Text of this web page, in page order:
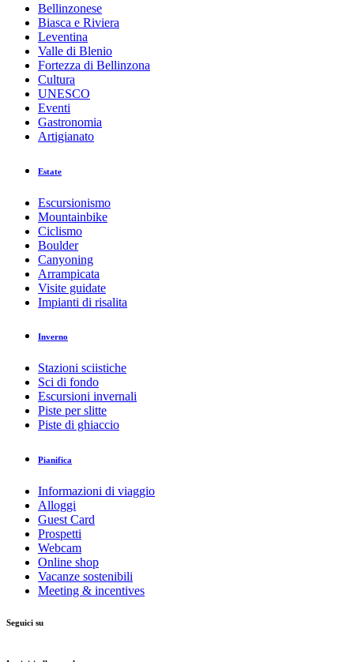
Bellinzonese
Biasca e Riviera
Leventina
Valle di Blenio
Fortezza di Bellinzona
Cultura
UNESCO
Eventi
Gastronomia
Artigianato
Estate
Escursionismo
Mountainbike
Ciclismo
Boulder
Canyoning
Arrampicata
Visite guidate
Impianti di risalita
Inverno
Stazioni sciistiche
Sci di fondo
Escursioni invernali
Piste per slitte
Piste di ghiaccio
Pianifica
Informazioni di viaggio
Alloggi
Guest Card
Prospetti
Webcam
Online shop
Vacanze sostenibili
Meeting & incentives
Seguici su